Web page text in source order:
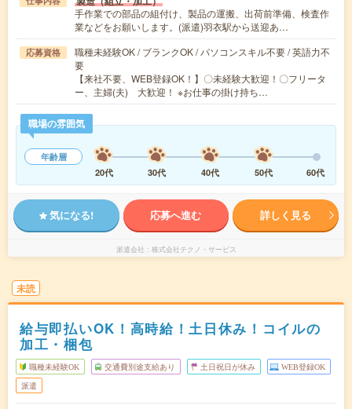
手作業での部品の組付け、製品の運搬、出荷前準備、検査作
業などをお願いします。(派遣)羽衣駅から送迎あ…
応募資格
職種未経験OK / ブランクOK / パソコンスキル不要 / 英語力不
要
【来社不要、WEB登録OK！】〇未経験大歓迎！〇フリータ
ー、主婦(夫) 大歓迎！ ※お仕事の掛け持ち…
職場の雰囲気
年齢層
20代
30代 40代 50代 60代
気になる! 応募へ進む 詳しく見る
派遣会社 株式会社テクノ・サービス
未読
給与即払いOK！高時給！土日休み！コイルの
加工・梱包
職種未経験OK 交通費別途支給あり 土日祝日が休み WEB登録OK
派遣